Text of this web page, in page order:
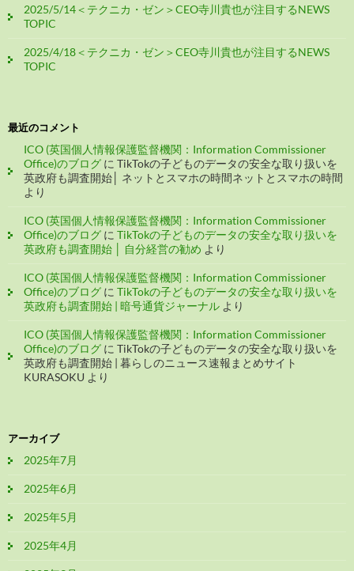
2025/5/14＜テクニカ・ゼン＞CEO寺川貴也が注目するNEWS
TOPIC
2025/4/18＜テクニカ・ゼン＞CEO寺川貴也が注目するNEWS
TOPIC
最近のコメント
ICO (英国個人情報保護監督機関：Information Commissioner
Office)のブログ に TikTokの子どものデータの安全な取り扱いを
英政府も調査開始│ ネットとスマホの時間ネットとスマホの時間
より
ICO (英国個人情報保護監督機関：Information Commissioner
Office)のブログ に TikTokの子どものデータの安全な取り扱いを
英政府も調査開始 │ 自分経営の勧め より
ICO (英国個人情報保護監督機関：Information Commissioner
Office)のブログ に TikTokの子どものデータの安全な取り扱いを
英政府も調査開始 | 暗号通貨ジャーナル より
ICO (英国個人情報保護監督機関：Information Commissioner
Office)のブログ に TikTokの子どものデータの安全な取り扱いを
英政府も調査開始 | 暮らしのニュース速報まとめサイト
KURASOKU より
アーカイブ
2025年7月
2025年6月
2025年5月
2025年4月